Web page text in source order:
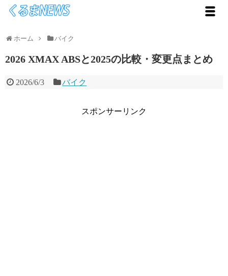
ホーム バイク
2026 XMAX ABSと2025の比較・変更点まとめ
2026/6/3 バイク
スポンサーリンク